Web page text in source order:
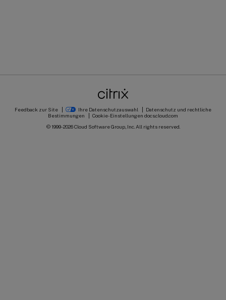
Feedback zur Site Ihre Datenschutzauswahl
Datenschutz und rechtliche
Bestimmungen
Cookie-Einstellungen docs.cloud.com
© 1999-2026Cloud Software Group, Inc. All rights reserved.